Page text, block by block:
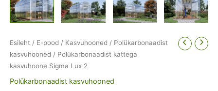
Esileht / E-pood / Kasvuhooned / Polükarbonaadist
kasvuhooned / Polükarbonaadist kattega
kasvuhoone Sigma Lux 2
Polükarbonaadist kasvuhooned